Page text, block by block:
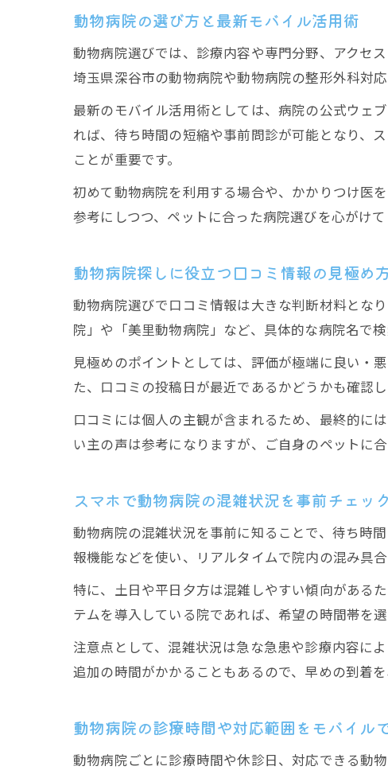
動物病院の選び方と最新モバイル活用術
動物病院選びでは、診療内容や専門分野、アクセ
埼玉県深谷市の動物病院や動物病院の整形外科対
最新のモバイル活用術としては、病院の公式ウェ
れば、待ち時間の短縮や事前問診が可能となり、
ことが重要です。
初めて動物病院を利用する場合や、かかりつけ医
参考にしつつ、ペットに合った病院選びを心がけて
動物病院探しに役立つ口コミ情報の見極め
動物病院選びで口コミ情報は大きな判断材料とな
院」や「美里動物病院」など、具体的な病院名で
見極めのポイントとしては、評価が極端に良い・
た、口コミの投稿日が最近であるかどうかも確認
口コミには個人の主観が含まれるため、最終的に
い主の声は参考になりますが、ご自身のペットに
スマホで動物病院の混雑状況を事前チェック
動物病院の混雑状況を事前に知ることで、待ち時
報機能などを使い、リアルタイムで院内の混み具
特に、土日や平日夕方は混雑しやすい傾向がある
テムを導入している院であれば、希望の時間帯を
注意点として、混雑状況は急な急患や診療内容に
追加の時間がかかることもあるので、早めの到着を
動物病院の診療時間や対応範囲をモバイル
動物病院ごとに診療時間や休診日、対応できる動